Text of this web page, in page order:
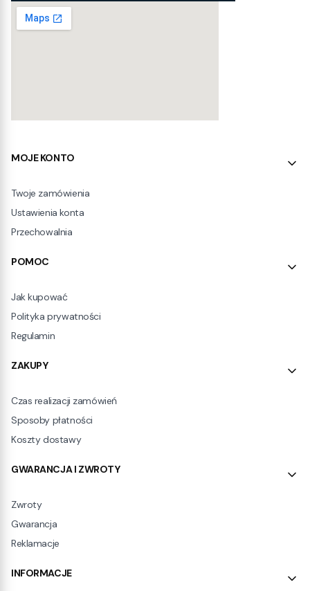
Linki w stopce
MOJE KONTO
Twoje zamówienia
Ustawienia konta
Przechowalnia
POMOC
Jak kupować
Polityka prywatności
Regulamin
ZAKUPY
Czas realizacji zamówień
Sposoby płatności
Koszty dostawy
GWARANCJA I ZWROTY
Zwroty
Gwarancja
Reklamacje
INFORMACJE